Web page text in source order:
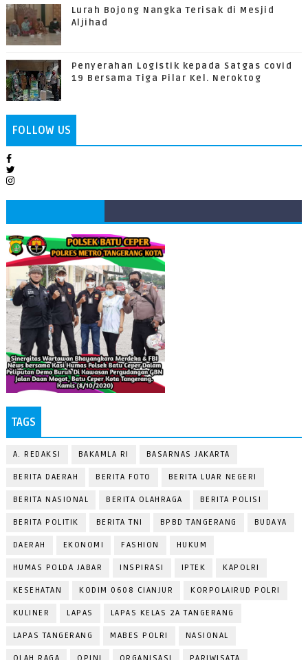
Lurah Bojong Nangka Terisak di Mesjid
Aljihad
Penyerahan Logistik kepada Satgas covid
19 Bersama Tiga Pilar Kel. Neroktog
FOLLOW US
TAGS
A. REDAKSI BAKAMLA RI BASARNAS JAKARTA
BERITA DAERAH BERITA FOTO BERITA LUAR NEGERI
BERITA NASIONAL BERITA OLAHRAGA BERITA POLISI
BERITA POLITIK BERITA TNI BPBD TANGERANG BUDAYA
DAERAH EKONOMI FASHION HUKUM
HUMAS POLDA JABAR INSPIRASI IPTEK KAPOLRI
KESEHATAN KODIM 0608 CIANJUR KORPOLAIRUD POLRI
KULINER LAPAS LAPAS KELAS 2A TANGERANG
LAPAS TANGERANG MABES POLRI NASIONAL